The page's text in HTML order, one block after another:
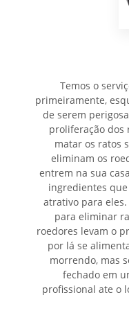
Temos o
primeiramente,
de serem
proliferação dos
matar os ratos
eliminam os
entrem na sua
ingredientes
atrativo para eles.
para eliminar
roedores levam o
por lá se
morrendo, mas
fechado em
profissional ate o